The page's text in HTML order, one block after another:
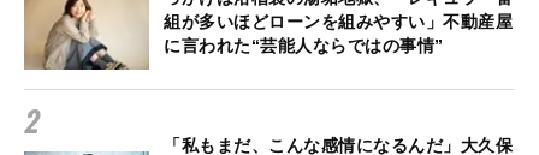
組が多いほどローンを組みやすい」不動産屋
に言われた“芸能人ならではの事情”
「私もまだ、こんな感情になるんだ」大久保